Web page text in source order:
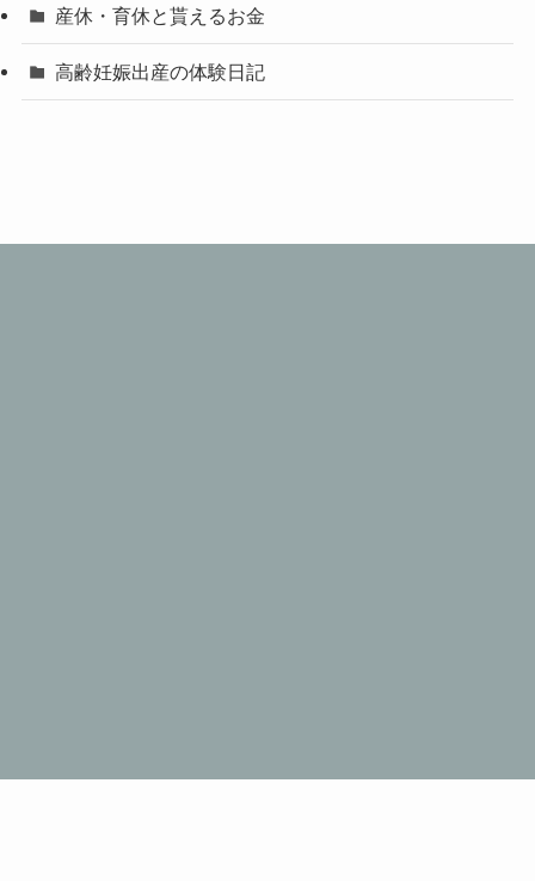
産休・育休と貰えるお金
高齢妊娠出産の体験日記